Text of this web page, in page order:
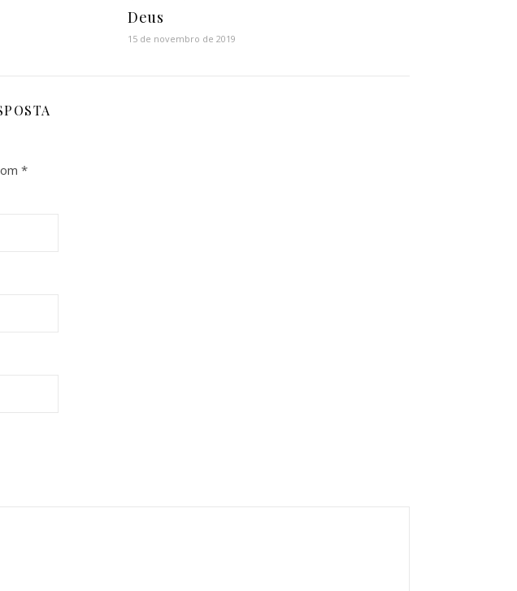
Deus
15 de novembro de 2019
*